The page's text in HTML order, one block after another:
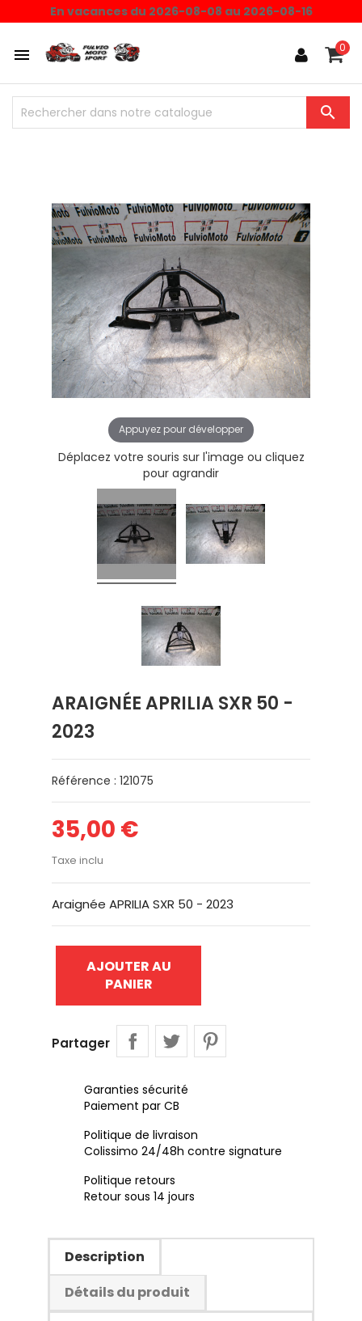
En vacances du 2026-08-08 au 2026-08-16
 0

Appuyez pour développer
Déplacez votre souris sur l'image ou cliquez
pour agrandir
ARAIGNÉE APRILIA SXR 50 -
2023
Référence : 121075
35,00 €
Taxe inclu
Araignée APRILIA SXR 50 - 2023
AJOUTER AU
PANIER
Partager
Garanties sécurité
Paiement par CB
Politique de livraison
Colissimo 24/48h contre signature
Politique retours
Retour sous 14 jours
Description
Détails du produit